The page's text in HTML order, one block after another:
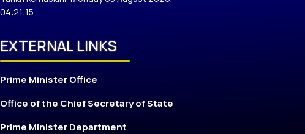
04:21:15.
EXTERNAL LINKS
Prime Minister Office
Office of the Chief Secretary of State
Prime Minister Department